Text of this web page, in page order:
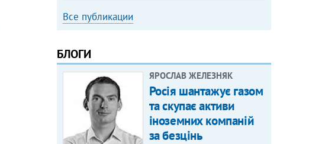
Все публикации
БЛОГИ
ЯРОСЛАВ ЖЕЛЕЗНЯК
Росія шантажує газом
та скупає активи
іноземних компаній
за безцінь